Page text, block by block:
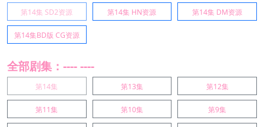
第14集 SD2资源 第14集 HN资源 第14集 DM资源
第14集BD版 CG资源
全部剧集：---- ----
第14集 第13集 第12集
第11集 第10集 第9集